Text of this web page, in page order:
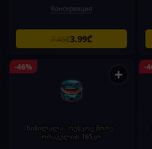
Консервация
7.45₾3.99₾
-46% +
ხიზილალა "რუსკოე მორე"
ორაგულით 165გრ
-